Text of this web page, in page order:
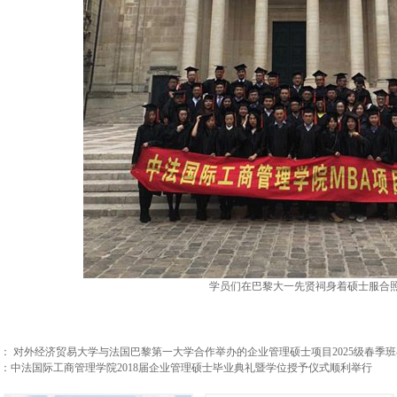
学员们在巴黎大一先贤祠身着硕士服合
对外经济贸易大学与法国巴黎第一大学合作举办的企业管理硕士项目2025级春季
中法国际工商管理学院2018届企业管理硕士毕业典礼暨学位授予仪式顺利举行